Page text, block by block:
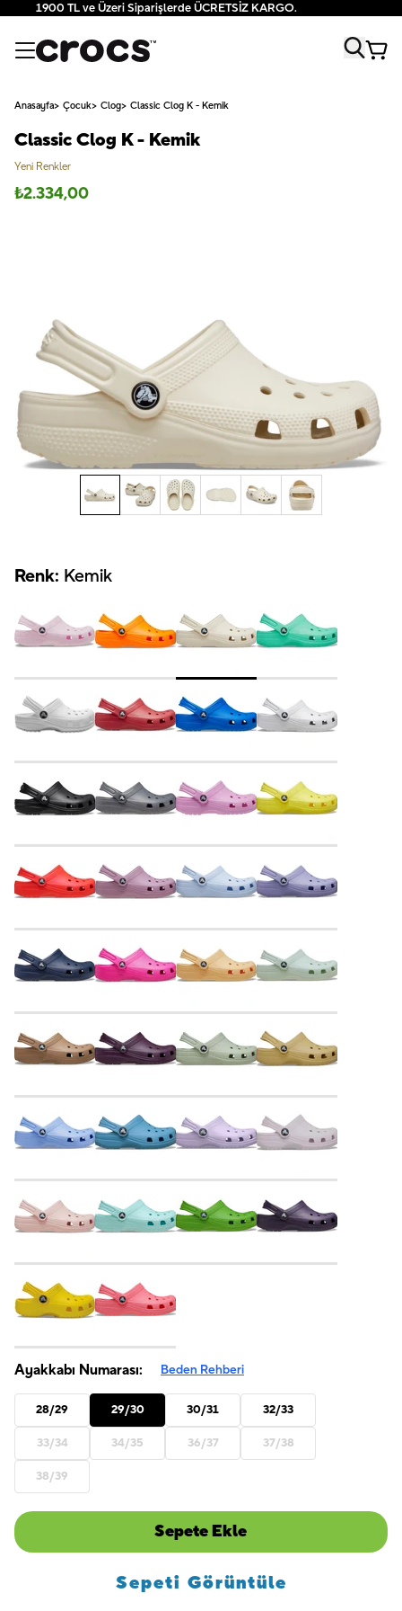
1900 TL ve Üzeri Siparişlerde ÜCRETSİZ KARGO.
Anasayfa Çocuk Clog Classic Clog K - Kemik
Classic Clog K - Kemik
Yeni Renkler
₺2.334,00
Renk: Kemik
Ayakkabı Numarası: Beden Rehberi
28/29 29/30 30/31 32/33
33/34 34/35 36/37 37/38
38/39
Sepete Ekle
Sepeti Görüntüle